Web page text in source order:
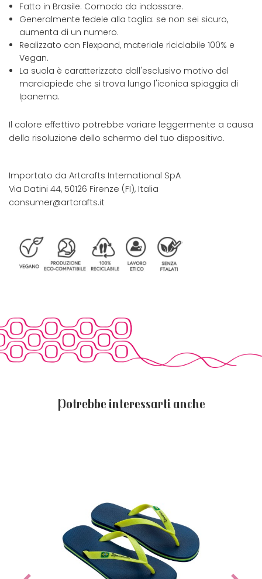
Fatto in Brasile. Comodo da indossare.
Generalmente fedele alla taglia: se non sei sicuro,
aumenta di un numero.
Realizzato con Flexpand, materiale riciclabile 100% e
Vegan.
La suola è caratterizzata dall'esclusivo motivo del
marciapiede che si trova lungo l'iconica spiaggia di
Ipanema.
Il colore effettivo potrebbe variare leggermente a causa
della risoluzione dello schermo del tuo dispositivo.
Importato da Artcrafts International SpA
Via Datini 44, 50126 Firenze (FI), Italia
consumer@artcrafts.it
Potrebbe interessarti anche